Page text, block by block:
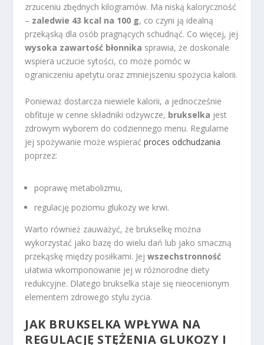
zrzuceniu zbędnych kilogramów. Ma niską kaloryczność
– zaledwie 43 kcal na 100 g, co czyni ją idealną
przekąską dla osób pragnących schudnąć. Co więcej, jej
wysoka zawartość błonnika sprawia, że doskonale
wspiera uczucie sytości, co może pomóc w
ograniczeniu apetytu oraz zmniejszeniu spożycia kalorii.
Ponieważ dostarcza niewiele kalorii, a jednocześnie
obfituje w cenne składniki odżywcze, brukselka jest
zdrowym wyborem do codziennego menu. Regularne
jej spożywanie może wspieraćproces odchudzania
poprzez:
poprawę metabolizmu,
regulację poziomu glukozy we krwi.
Warto również zauważyć, że brukselkę można
wykorzystać jako bazę do wielu dań lub jako smaczną
przekąskę między posiłkami. Jejwszechstronność
ułatwia wkomponowanie jej w różnorodne diety
redukcyjne. Dlatego brukselka staje się nieocenionym
elementem zdrowego stylu życia.
JAK BRUKSELKA WPŁYWA NA
REGULACJĘ STĘŻENIA GLUKOZY I